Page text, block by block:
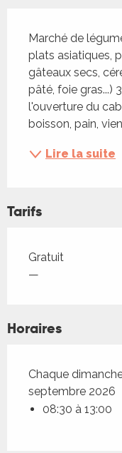
Marché de
plats asiatiques,
gâteaux secs,
pâté, foie gras...)
l'ouverture du
boisson, pain,
Lire la suite
Tarifs
Tarifs 2026
Gratuit
—
Horaires
Chaque
septembre 2026
08:30 à 13:00